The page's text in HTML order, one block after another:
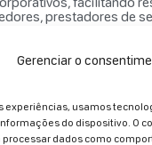
Gerenciar o
experiências, usamos
do dispositivo. O
dados como
prestadores de